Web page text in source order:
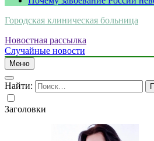
Городская клиническая больница
Новостная рассылка
Случайные новости
Меню
Найти:
Заголовки